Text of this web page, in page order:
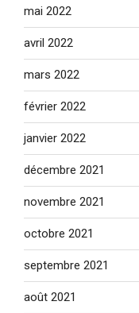
mai 2022
avril 2022
mars 2022
février 2022
janvier 2022
décembre 2021
novembre 2021
octobre 2021
septembre 2021
août 2021